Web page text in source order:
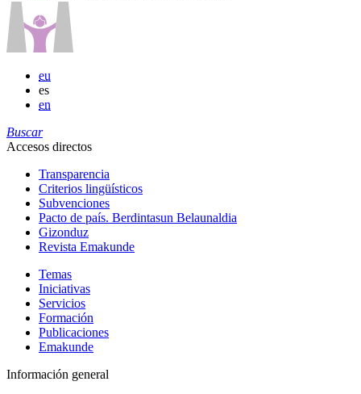
eu
es
en
Buscar
Accesos directos
Transparencia
Criterios lingüísticos
Subvenciones
Pacto de país. Berdintasun Belaunaldia
Gizonduz
Revista Emakunde
Temas
Iniciativas
Servicios
Formación
Publicaciones
Emakunde
Información general